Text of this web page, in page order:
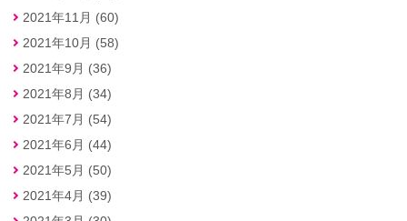
2021年11月 (60)
2021年10月 (58)
2021年9月 (36)
2021年8月 (34)
2021年7月 (54)
2021年6月 (44)
2021年5月 (50)
2021年4月 (39)